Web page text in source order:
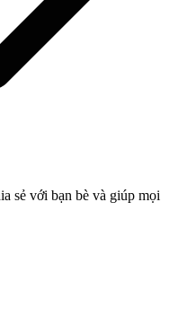
sẻ với bạn bè và giúp mọi